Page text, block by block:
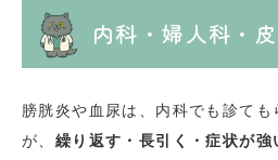
内科・婦人科・
膀胱炎や血尿は、内科でも診て
が、 繰り返す・長引く・症状が強